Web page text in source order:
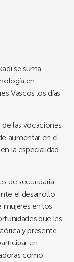
se suma
en
Vascos los días
las vocaciones
aumentar en el
la especialidad
de secundaria
el desarrollo
mujeres en los
que les
y presente
en
como